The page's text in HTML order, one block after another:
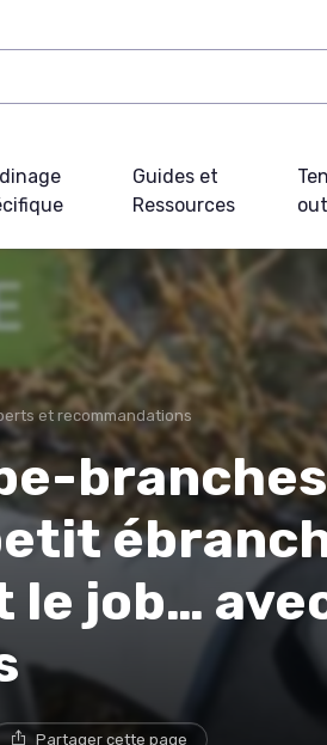
Guides et
Ressources
et recommandations
branches
job…
Partager cette page